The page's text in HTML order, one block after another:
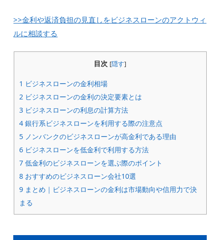
>>金利や返済負担の見直しをビジネスローンのアクトウィ
ルに相談する
目次 [隠す]
1 ビジネスローンの金利相場
2ビジネスローンの金利の決定要素とは
3ビジネスローンの利息の計算方法
4銀行系ビジネスローンを利用する際の注意点
5ノンバンクのビジネスローンが高金利である理由
6ビジネスローンを低金利で利用する方法
7低金利のビジネスローンを選ぶ際のポイント
8おすすめのビジネスローン会社10選
9まとめ｜ビジネスローンの金利は市場動向や信用力で決
まる